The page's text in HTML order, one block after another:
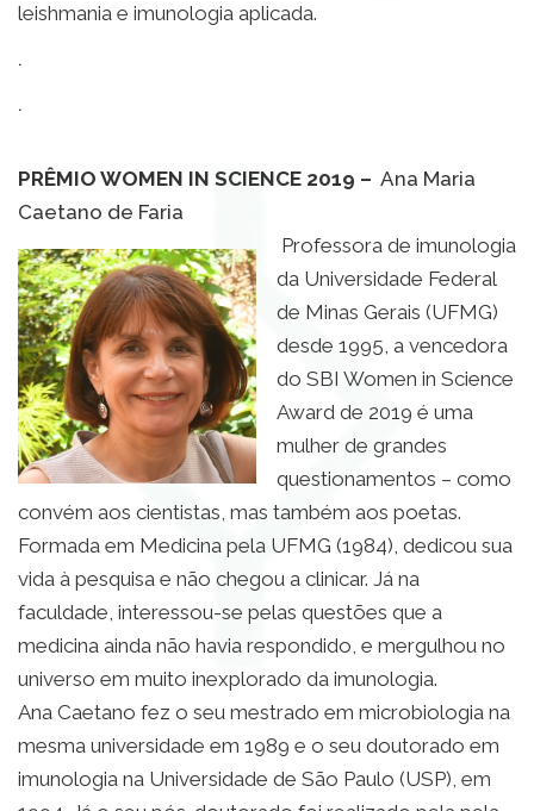
leishmania e imunologia aplicada.
.
.
PRÊMIO WOMEN IN SCIENCE 2019 – Ana Maria
Caetano de Faria
Professora de imunologia
da Universidade Federal
de Minas Gerais (UFMG)
desde 1995, a vencedora
do SBI Women in Science
Award de 2019 é uma
mulher de grandes
questionamentos – como
convém aos cientistas, mas também aos poetas.
Formada em Medicina pela UFMG (1984), dedicou sua
vida à pesquisa e não chegou a clinicar. Já na
faculdade, interessou-se pelas questões que a
medicina ainda não havia respondido, e mergulhou no
universo em muito inexplorado da imunologia.
Ana Caetano fez o seu mestrado em microbiologia na
mesma universidade em 1989 e o seu doutorado em
imunologia na Universidade de São Paulo (USP), em